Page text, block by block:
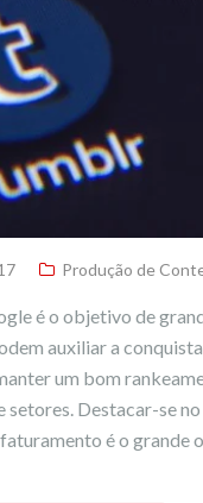
Produção de
é o objetivo de
auxiliar a
um bom
setores. Destacar-se
é o